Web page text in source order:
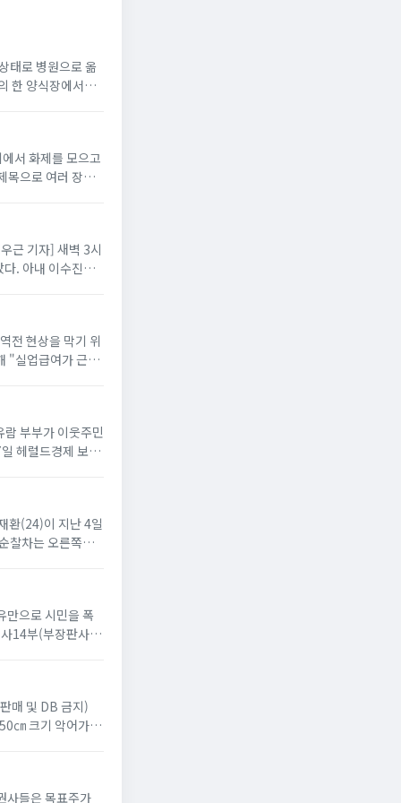
태로 병원으로 옮
한 양식장에서
서 화제를 모으고
목으로 여러 장의
근 기자] 새벽 3시
다. 아내 이수진은
전 현상을 막기 위
부부가 이웃주민
헤럴드경제 보도
환(24)이 지난 4일
찰차는 오른쪽으
만으로 시민을 폭
14부(부장판사 윤
매 및 DB 금지)
㎝ 크기 악어가 있
사들은 목표주가